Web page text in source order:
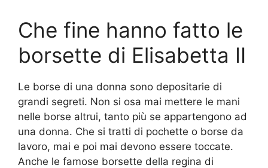
Che fine hanno fatto le
borsette di Elisabetta II
Le borse di una donna sono depositarie di
grandi segreti. Non si osa mai mettere le mani
nelle borse altrui, tanto più se appartengono ad
una donna. Che si tratti di pochette o borse da
lavoro, mai e poi mai devono essere toccate.
Anche le famose borsette della regina di